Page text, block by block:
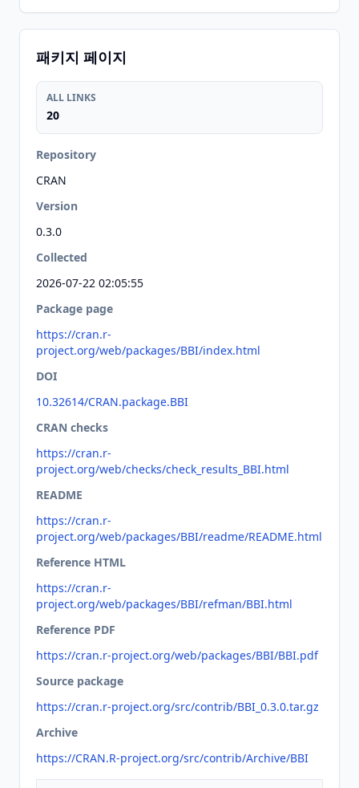
패키지 페이지
ALL LINKS
20
Repository
CRAN
Version
0.3.0
Collected
2026-07-22 02:05:55
Package page
https://cran.r-
project.org/web/packages/BBI/index.html
DOI
10.32614/CRAN.package.BBI
CRAN checks
https://cran.r-
project.org/web/checks/check_results_BBI.html
README
https://cran.r-
project.org/web/packages/BBI/readme/README.html
Reference HTML
https://cran.r-
project.org/web/packages/BBI/refman/BBI.html
Reference PDF
https://cran.r-project.org/web/packages/BBI/BBI.pdf
Source package
https://cran.r-project.org/src/contrib/BBI_0.3.0.tar.gz
Archive
https://CRAN.R-project.org/src/contrib/Archive/BBI